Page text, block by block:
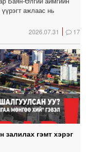
ажлаас нь
2026.07.31 17
залилах гэмт хэрэг